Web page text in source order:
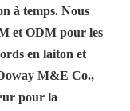
à temps. Nous
et ODM pour les
en laiton et
M&E Co.,
pour la